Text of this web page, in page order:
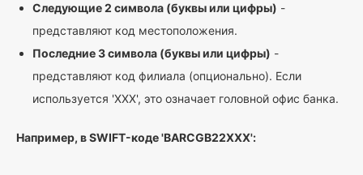
Следующие 2 символа (буквы или цифры) -
представляют код местоположения.
Последние 3 символа (буквы или цифры) -
представляют код филиала (опционально). Если
используется 'XXX', это означает головной офис банка.
Например, в SWIFT-коде 'BARCGB22XXX':